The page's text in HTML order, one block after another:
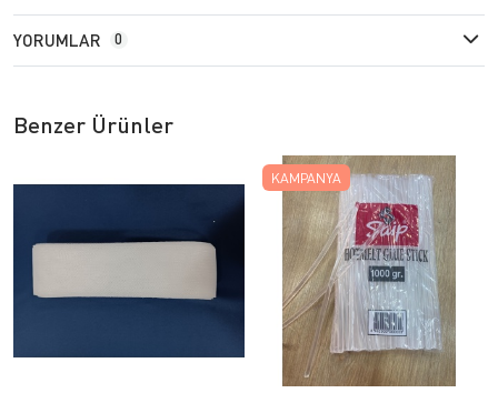
YORUMLAR 0
Benzer Ürünler
KAMPANYA